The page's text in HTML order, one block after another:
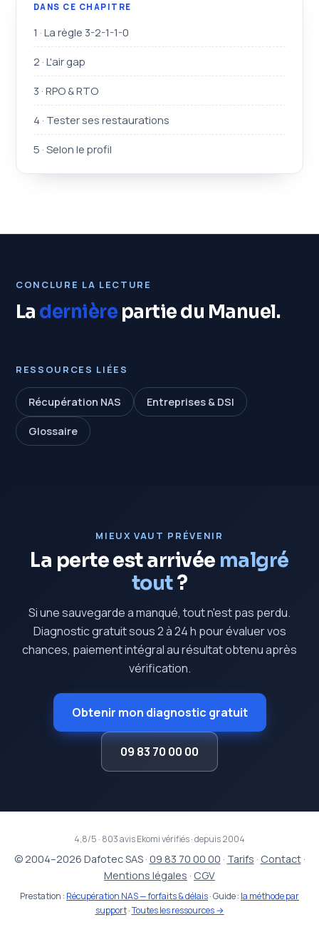
DANS CE CHAPITRE
1 · La règle 3-2-1-1-0
2 · L'air gap
3 · RPO & RTO
4 · Tester ses restaurations
5 · Selon le profil
CONCLURE LA LECTURE
La dernière partie du Manuel.
RESSOURCES LIÉES
Récupération NAS Entreprises & DSI
Glossaire
MIEUX VAUT PRÉVENIR
La perte est arrivée malgré
tout?
Si une sauvegarde a manqué, tout n'est pas perdu.
Diagnostic gratuit sous 2 à 24 h pour évaluer vos
chances, paiement intégral au résultat obtenu après
vérification.
Obtenir mon diagnostic gratuit
09 83 70 00 00
4,8/5 · 803 avis Ekomi vérifiés · depuis 2004
© 2004–2026 Dafotec SAS · 09 83 70 00 00 · Tarifs · Contact·
Mentions légales · CGV
Prestation : Récupération NAS — forfaits & délais· Guide : la méthode par
support·Toutes les ressources →